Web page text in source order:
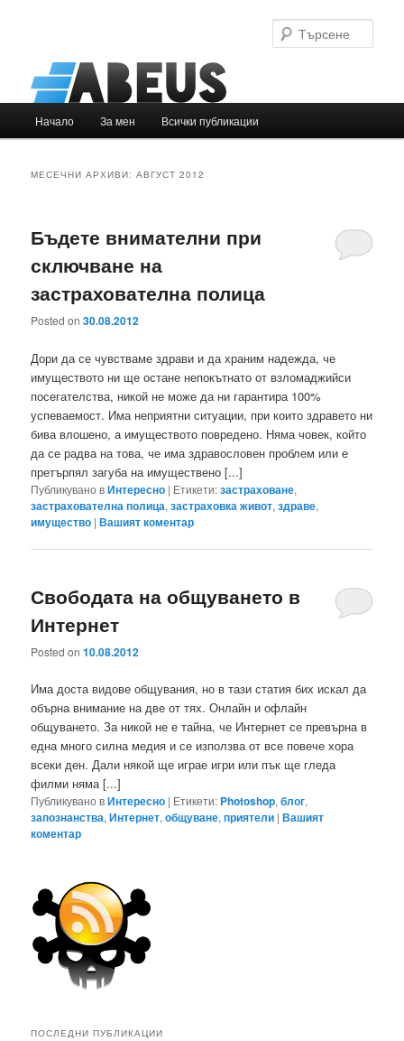
Към
Към
Начало За мен Всички публикации
МЕСЕЧНИ АРХИВИ:АВГУСТ 2012
Бъдете внимателни при
сключване на
застрахователна полица
Posted on30.08.2012
Дори да се чувстваме здрави и да храним надежда, че
имуществото ни ще остане непокътнато от взломаджийси
посегателства, никой не може да ни гарантира 100%
успеваемост. Има неприятни ситуации, при които здравето ни
бива влошено, а имуществото повредено. Няма човек, който
да се радва на това, че има здравословен проблем или е
претърпял загуба на имуществено [...]
Публикувано вИнтересно | Етикети:застраховане,
застрахователна полица,застраховка живот,здраве,
имущество |Вашият коментар
Свободата на общуването в
Интернет
Posted on10.08.2012
Има доста видове общувания, но в тази статия бих искал да
обърна внимание на две от тях. Онлайн и офлайн
общуването. За никой не е тайна, че Интернет се превърна в
една много силна медия и се използва от все повече хора
всеки ден. Дали някой ще играе игри или пък ще гледа
филми няма [...]
Публикувано вИнтересно | Етикети: Photoshop,блог,
запознанства,Интернет,общуване,приятели |Вашият
коментар
ПОСЛЕДНИ ПУБЛИКАЦИИ